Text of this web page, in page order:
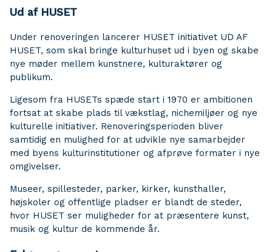
Ud af HUSET
Under renoveringen lancerer HUSET initiativet UD AF
HUSET, som skal bringe kulturhuset ud i byen og skabe
nye møder mellem kunstnere, kulturaktører og
publikum.
Ligesom fra HUSETs spæde start i 1970 er ambitionen
fortsat at skabe plads til vækstlag, nichemiljøer og nye
kulturelle initiativer. Renoveringsperioden bliver
samtidig en mulighed for at udvikle nye samarbejder
med byens kulturinstitutioner og afprøve formater i nye
omgivelser.
Museer, spillesteder, parker, kirker, kunsthaller,
højskoler og offentlige pladser er blandt de steder,
hvor HUSET ser muligheder for at præsentere kunst,
musik og kultur de kommende år.